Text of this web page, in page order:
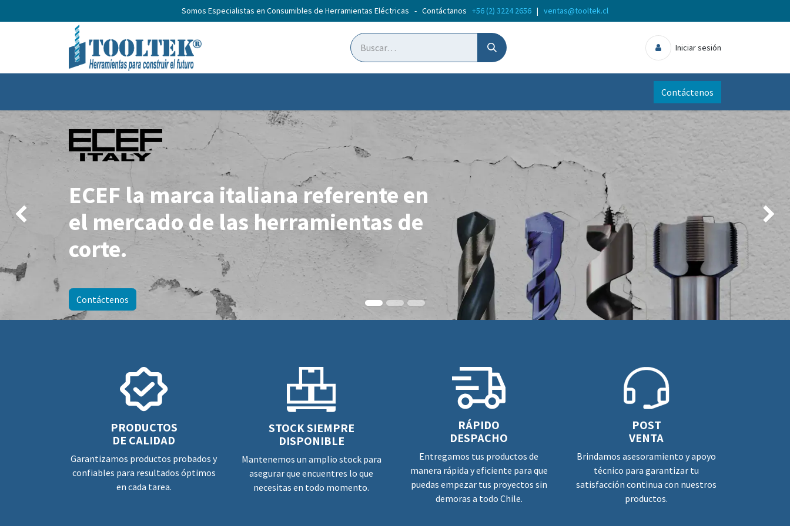
Somos Especialistas en Consumibles de Herramientas Eléctricas - Contáctanos +56 (2) 3224 2656 | ventas@tooltek.cl
Iniciar sesión
Contáctenos
ECEF la marca italiana referente en
el mercado de las herramientas de
corte.
Contáctenos
Anterior
PRODUCTOS
DE CALIDAD
Garantizamos productos probados y
confiables para resultados óptimos
en cada tarea.
STOCK SIEMPRE
DISPONIBLE
Mantenemos un amplio stock para
asegurar que encuentres lo que
necesitas en todo momento.
RÁPIDO
DESPACHO
Entregamos tus productos de
manera rápida y eficiente para que
puedas empezar tus proyectos sin
demoras a todo Chile.
POST
VENTA
Brindamos asesoramiento y apoyo
técnico para garantizar tu
satisfacción continua con nuestros
productos.